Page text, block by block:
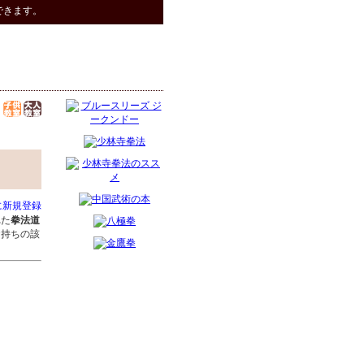
ます。
新規登録
拳法道
ちの該